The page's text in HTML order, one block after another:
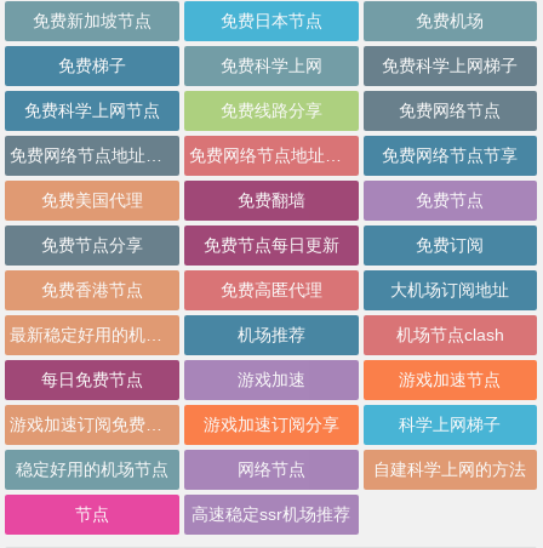
免费新加坡节点 免费日本节点 免费机场
免费梯子 免费科学上网 免费科学上网梯子
免费科学上网节点 免费线路分享 免费网络节点
免费网络节点节享
免费美国代理 免费翻墙 免费节点
免费节点分享 免费节点每日更新 免费订阅
免费香港节点 免费高匿代理 大机场订阅地址
机场推荐 机场节点clash
每日免费节点 游戏加速 游戏加速节点
游戏加速订阅分享 科学上网梯子
稳定好用的机场节点 网络节点 自建科学上网的方法
节点 高速稳定ssr机场推荐